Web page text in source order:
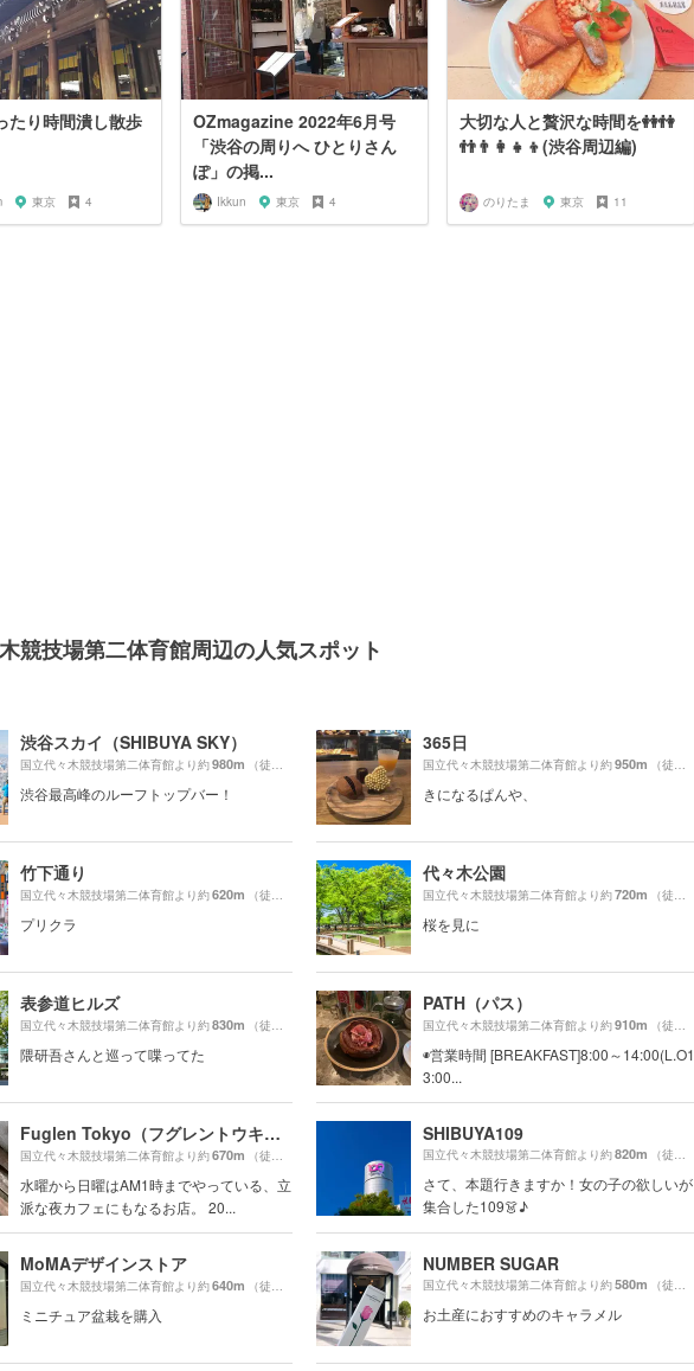
たり時間潰し散歩
東京 4
OZmagazine 2022年6月号
「渋谷の周りへ ひとりさん
ぽ」の掲...
Ikkun 東京 4
大切な人と贅沢な時間を👭👫
👬👨‍👩‍👧‍👦(渋谷周辺編)
のりたま 東京 11
競技場第二体育館周辺の人気スポット
渋谷スカイ（SHIBUYA SKY）
国立代々木競技場第二体育館より約980m （徒歩17分）
渋谷最高峰のルーフトップバー！
365日
国立代々木競技場第二体育館より約950m （徒歩16分）
きになるぱんや、
竹下通り
国立代々木競技場第二体育館より約620m （徒歩11分）
プリクラ
代々木公園
国立代々木競技場第二体育館より約720m （徒歩13分）
桜を見に
表参道ヒルズ
国立代々木競技場第二体育館より約830m （徒歩14分）
隈研吾さんと巡って喋ってた
PATH（パス）
国立代々木競技場第二体育館より約910m （徒歩16分）
◉営業時間 [BREAKFAST]8:00～14:00(L.O1
3:00...
Fuglen Tokyo（フグレントウキョウ）
国立代々木競技場第二体育館より約670m （徒歩12分）
水曜から日曜はAM1時までやっている、立
派な夜カフェにもなるお店。 20...
SHIBUYA109
国立代々木競技場第二体育館より約820m （徒歩14分）
さて、本題行きますか！女の子の欲しいが
集合した109👗♪
MoMAデザインストア
国立代々木競技場第二体育館より約640m （徒歩11分）
ミニチュア盆栽を購入
NUMBER SUGAR
国立代々木競技場第二体育館より約580m （徒歩10分）
お土産におすすめのキャラメル